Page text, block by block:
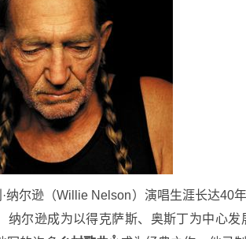
纳尔逊（Willie Nelson）演唱生涯长达40
尔逊成为以得克萨斯、奥斯丁为中心发